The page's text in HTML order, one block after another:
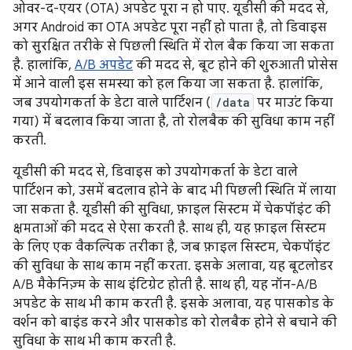
ओवर-द-एयर (OTA) अपडेट पूरा न हो पाए. यूडीसी की मदद से,
अगर Android का OTA अपडेट पूरा नहीं हो पाता है, तो डिवाइस
को सुरक्षित तरीके से पिछली स्थिति में रोल बैक किया जा सकता
है. हालांकि, A/B अपडेट की मदद से, बूट होने की शुरुआती प्रोसेस
में आने वाली इस समस्या को हल किया जा सकता है. हालांकि,
जब उपयोगकर्ता के डेटा वाले पार्टिशन ( /data पर माउंट किया
गया) में बदलाव किया जाता है, तो रोलबैक की सुविधा काम नहीं
करती.
यूडीसी की मदद से, डिवाइस को उपयोगकर्ता के डेटा वाले
पार्टिशन को, उसमें बदलाव होने के बाद भी पिछली स्थिति में लाया
जा सकता है. यूडीसी की सुविधा, फ़ाइल सिस्टम में चेकपॉइंट की
क्षमताओं की मदद से ऐसा करती है. साथ ही, यह फ़ाइल सिस्टम
के लिए एक वैकल्पिक तरीका है, जब फ़ाइल सिस्टम, चेकपॉइंट
की सुविधा के साथ काम नहीं करता. इसके अलावा, यह बूटलोडर
A/B मैकेनिज़्म के साथ इंटिग्रेट होती है. साथ ही, यह नॉन-A/B
अपडेट के साथ भी काम करती है. इसके अलावा, यह पासकोड के
वर्शन को बाइंड करने और पासकोड को रोलबैक होने से बचाने की
सुविधा के साथ भी काम करती है.